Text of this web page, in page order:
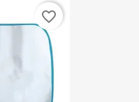
favorite_border